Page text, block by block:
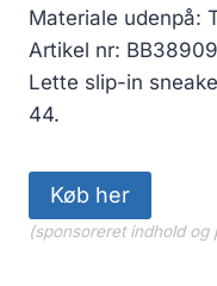
Materiale udenpå:
Artikel nr:
Lette slip-in
44.
Køb her
(sponsoreret indhold